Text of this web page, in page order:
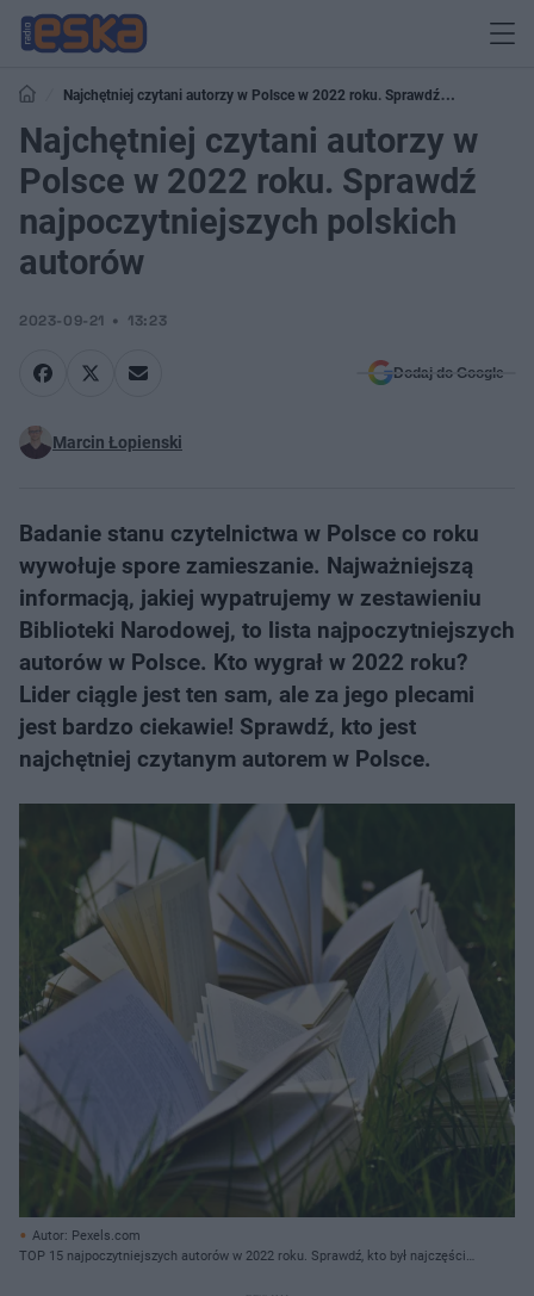
Najchętniej czytani autorzy w Polsce w 2022 roku. Sprawdź
najpoczytniejszych polskich autorów
Najchętniej czytani autorzy w
Polsce w 2022 roku. Sprawdź
najpoczytniejszych polskich
autorów
2023-09-21 13:23
Dodaj do Google
Marcin Łopienski
Badanie stanu czytelnictwa w Polsce co roku
wywołuje spore zamieszanie. Najważniejszą
informacją, jakiej wypatrujemy w zestawieniu
Biblioteki Narodowej, to lista najpoczytniejszych
autorów w Polsce. Kto wygrał w 2022 roku?
Lider ciągle jest ten sam, ale za jego plecami
jest bardzo ciekawie! Sprawdź, kto jest
najchętniej czytanym autorem w Polsce.
Autor: Pexels.com
TOP 15 najpoczytniejszych autorów w 2022 roku. Sprawdź, kto był najczęściej